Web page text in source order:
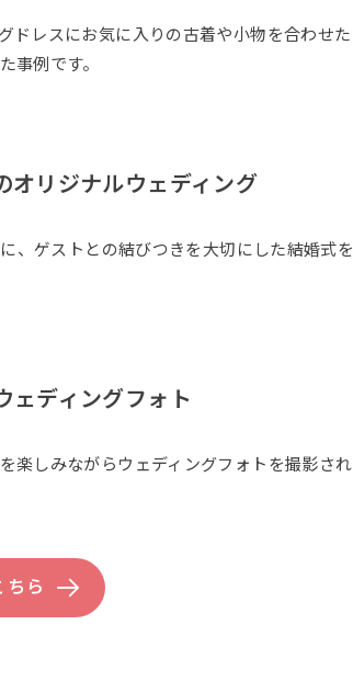
ドレスにお気に入りの古着や小物を合わせた
事例です。
オリジナルウェディング
、ゲストとの結びつきを大切にした結婚式を
ェディングフォト
楽しみながらウェディングフォトを撮影され
ら